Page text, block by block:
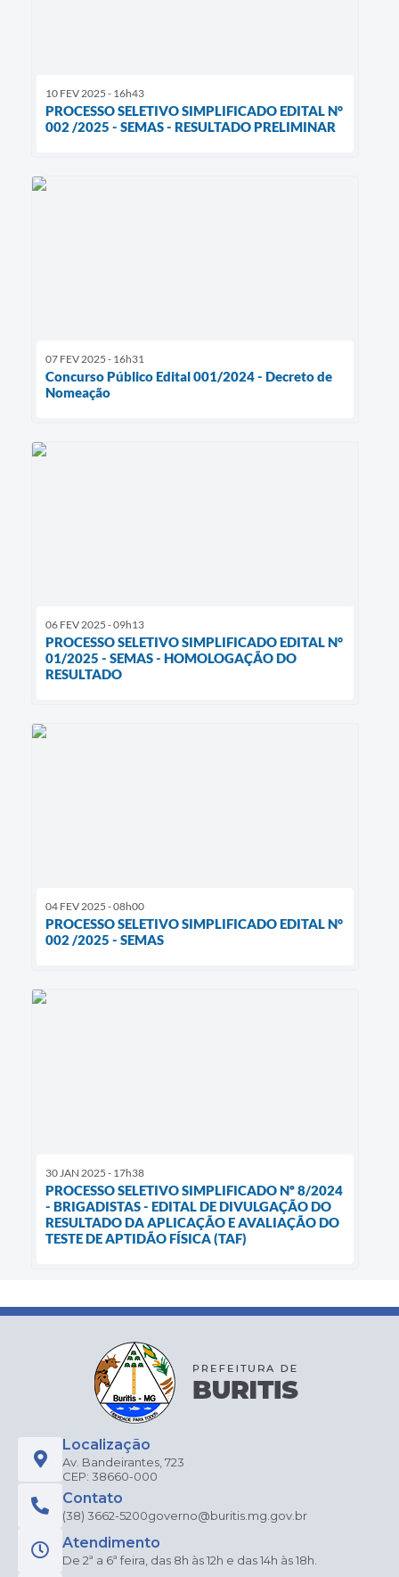
10 FEV 2025 - 16h43
PROCESSO SELETIVO SIMPLIFICADO EDITAL N°
002 /2025 - SEMAS - RESULTADO PRELIMINAR
07 FEV 2025 - 16h31
Concurso Público Edital 001/2024 - Decreto de
Nomeação
06 FEV 2025 - 09h13
PROCESSO SELETIVO SIMPLIFICADO EDITAL N°
01/2025 - SEMAS - HOMOLOGAÇÃO DO
RESULTADO
04 FEV 2025 - 08h00
PROCESSO SELETIVO SIMPLIFICADO EDITAL N°
002 /2025 - SEMAS
30 JAN 2025 - 17h38
PROCESSO SELETIVO SIMPLIFICADO Nº 8/2024
- BRIGADISTAS - EDITAL DE DIVULGAÇÃO DO
RESULTADO DA APLICAÇÃO E AVALIAÇÃO DO
TESTE DE APTIDÃO FÍSICA (TAF)
Localização
Av. Bandeirantes, 723
CEP: 38660-000
Contato
(38) 3662-5200governo@buritis.mg.gov.br
Atendimento
De 2ª a 6ª feira, das 8h às 12h e das 14h às 18h.